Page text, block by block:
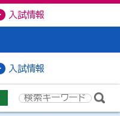
入試情報
入試情報